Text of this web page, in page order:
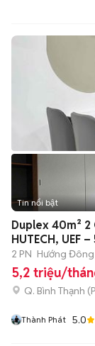
Tin nổi bật
Duplex 40m² 2
HUTECH, UEF
2 PN Hướng Đông
5,2 triệu/
Q. Bình Thạnh (
Thành Phát 5.0